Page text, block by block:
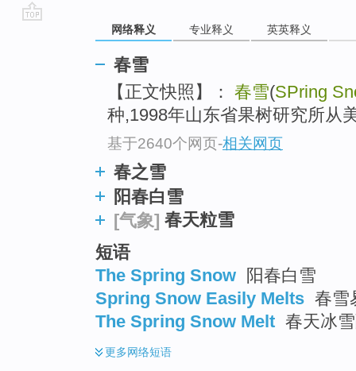
网络释义 专业释义 英英释义
春雪
【正文快照】： 春雪(SPring
种,1998年山东省果树研究所从
基于2640个网页-相关网页
春之雪
阳春白雪
[气象] 春天粒雪
短语
The Spring Snow
阳春白雪
Spring Snow Easily Melts 春雪
The Spring Snow Melt 春天冰
更多网络短语